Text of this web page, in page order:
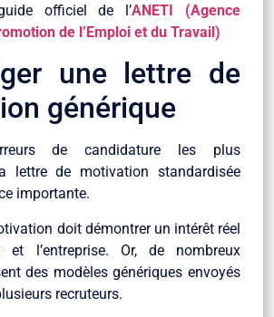
officiel de l’ANETI (Agence
de l’Emploi et du Travail)
une lettre de
générique
de candidature les plus
lettre de motivation standardisée
importante.
doit démontrer un intérêt réel
l’entreprise. Or, de nombreux
des modèles génériques envoyés
recruteurs.